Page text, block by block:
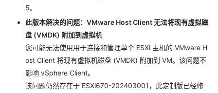
5。
此版本解决的问题：VMware Host Client 无法将现有虚拟磁
盘 (VMDK) 附加到虚拟机
您可能无法使用用于连接和管理单个 ESXi 主机的 VMware H
ost Client 将现有虚拟机磁盘 (VMDK) 附加到 VM。该问题不
影响 vSphere Client。
该问题仍然存在于 ESXi670-202403001，此定制版已经修